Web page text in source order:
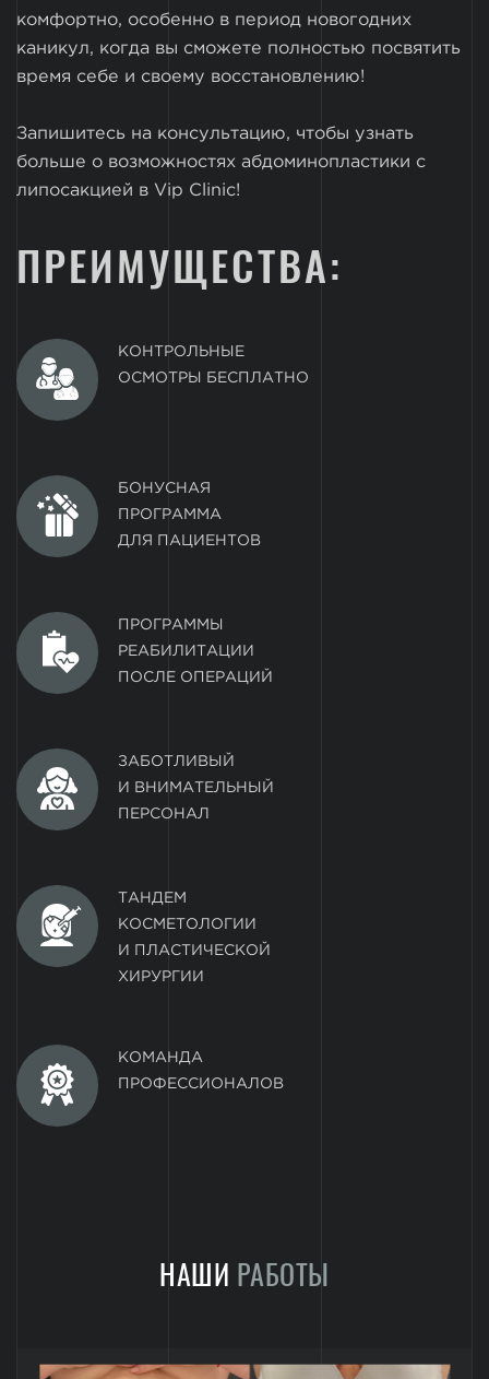
комфортно, особенно в период новогодних
каникул, когда вы сможете полностью посвятить
время себе и своему восстановлению!
Запишитесь на консультацию, чтобы узнать
больше о возможностях абдоминопластики с
липосакцией в Vip Clinic!
ПРЕИМУЩЕСТВА:
КОНТРОЛЬНЫЕ
ОСМОТРЫ БЕСПЛАТНО
БОНУСНАЯ
ПРОГРАММА
ДЛЯ ПАЦИЕНТОВ
ПРОГРАММЫ
РЕАБИЛИТАЦИИ
ПОСЛЕ ОПЕРАЦИЙ
ЗАБОТЛИВЫЙ
И ВНИМАТЕЛЬНЫЙ
ПЕРСОНАЛ
ТАНДЕМ
КОСМЕТОЛОГИИ
И ПЛАСТИЧЕСКОЙ
ХИРУРГИИ
КОМАНДА
ПРОФЕССИОНАЛОВ
НАШИ РАБОТЫ